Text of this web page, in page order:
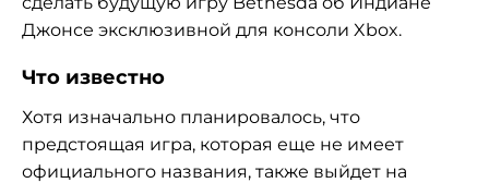
Джонсе эксклюзивной для консоли Xbox.
Что известно
Хотя изначально планировалось, что
предстоящая игра, которая еще не имеет
официального названия, также выйдет на